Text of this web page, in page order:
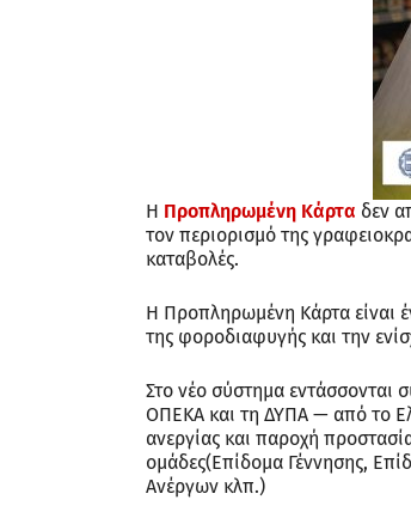
Η Προπληρωμένη Κάρτα δεν
τον περιορισμό της
καταβολές.
Η Προπληρωμένη Κάρτα είναι
της φοροδιαφυγής και την
Στο νέο σύστημα εντάσσονται
ΟΠΕΚΑ και τη ΔΥΠΑ — από το
ανεργίας και παροχή
ομάδες(Επίδομα Γέννησης,
Ανέργων κλπ.)